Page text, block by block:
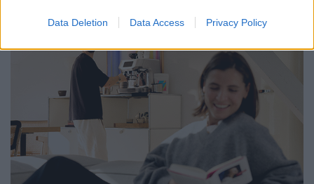
Data Deletion Data Access Privacy Policy